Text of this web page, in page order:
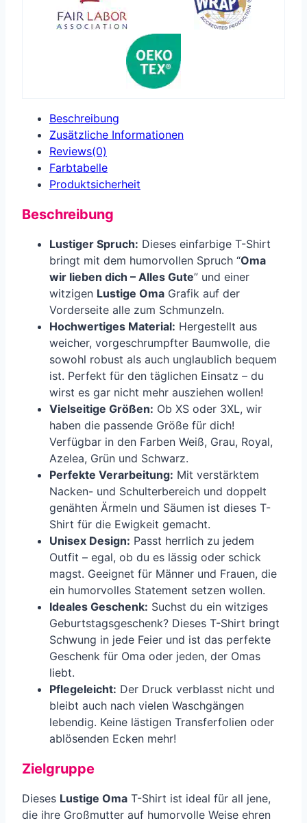
Beschreibung
Zusätzliche Informationen
Reviews(0)
Farbtabelle
Produkt­sicherheit
Beschreibung
Lustiger Spruch: Dieses einfarbige T-Shirt
bringt mit dem humorvollen Spruch “Oma
wir lieben dich – Alles Gute” und einer
witzigen Lustige Oma Grafik auf der
Vorderseite alle zum Schmunzeln.
Hochwertiges Material: Hergestellt aus
weicher, vorgeschrumpfter Baumwolle, die
sowohl robust als auch unglaublich bequem
ist. Perfekt für den täglichen Einsatz – du
wirst es gar nicht mehr ausziehen wollen!
Vielseitige Größen: Ob XS oder 3XL, wir
haben die passende Größe für dich!
Verfügbar in den Farben Weiß, Grau, Royal,
Azelea, Grün und Schwarz.
Perfekte Verarbeitung: Mit verstärktem
Nacken- und Schulterbereich und doppelt
genähten Ärmeln und Säumen ist dieses T-
Shirt für die Ewigkeit gemacht.
Unisex Design: Passt herrlich zu jedem
Outfit – egal, ob du es lässig oder schick
magst. Geeignet für Männer und Frauen, die
ein humorvolles Statement setzen wollen.
Ideales Geschenk: Suchst du ein witziges
Geburtstagsgeschenk? Dieses T-Shirt bringt
Schwung in jede Feier und ist das perfekte
Geschenk für Oma oder jeden, der Omas
liebt.
Pflegeleicht: Der Druck verblasst nicht und
bleibt auch nach vielen Waschgängen
lebendig. Keine lästigen Transferfolien oder
ablösenden Ecken mehr!
Zielgruppe
Dieses Lustige Oma T-Shirt ist ideal für all jene,
die ihre Großmutter auf humorvolle Weise ehren